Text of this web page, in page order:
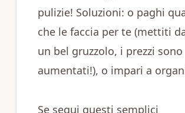
pulizie! Soluzioni: o paghi
che le faccia per te (mettiti
un bel gruzzolo, i prezzi sono
aumentati!), o impari a
Se segui questi semplici